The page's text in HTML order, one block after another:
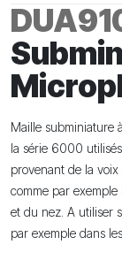
Maille subminiature
la série 6000
provenant de la
comme par
et du nez. A utiliser
par exemple dans